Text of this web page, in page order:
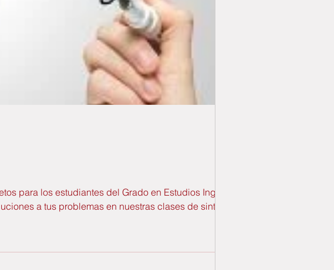
para los estudiantes del Grado en Estudios Ingleses
a tus problemas en nuestras clases de sintaxis